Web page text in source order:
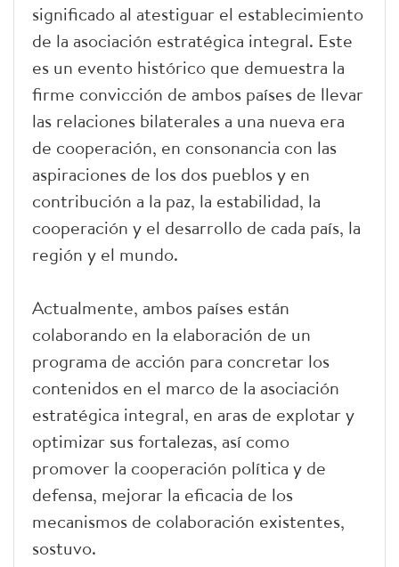
significado al atestiguar el establecimiento
de la asociación estratégica integral. Este
es un evento histórico que demuestra la
firme convicción de ambos países de llevar
las relaciones bilaterales a una nueva era
de cooperación, en consonancia con las
aspiraciones de los dos pueblos y en
contribución a la paz, la estabilidad, la
cooperación y el desarrollo de cada país, la
región y el mundo.
Actualmente, ambos países están
colaborando en la elaboración de un
programa de acción para concretar los
contenidos en el marco de la asociación
estratégica integral, en aras de explotar y
optimizar sus fortalezas, así como
promover la cooperación política y de
defensa, mejorar la eficacia de los
mecanismos de colaboración existentes,
sostuvo.